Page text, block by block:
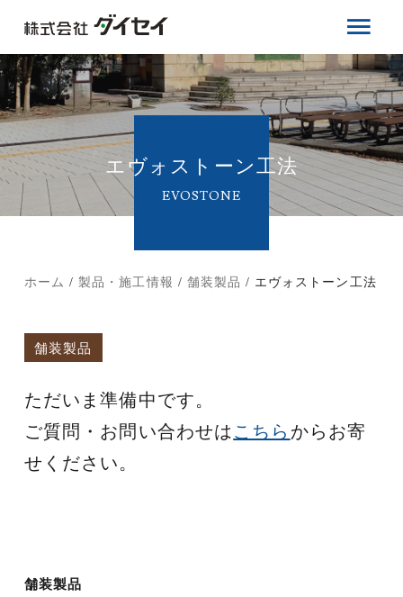
エヴォストーン工法
EVOSTONE
ホーム 製品・施工情報 舗装製品 エヴォストーン工法
舗装製品
ただいま準備中です。
ご質問・お問い合わせは こちら からお寄
せください。
舗装製品